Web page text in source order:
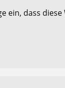
ein, dass